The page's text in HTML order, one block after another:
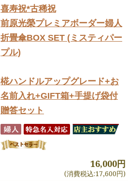
喜寿祝*古稀祝
前原光榮プレミアボーダー婦人
折畳傘BOX SET (ミスティパー
プル)
椛ハンドルアップグレード+お
名前入れ+GIFT箱+手提げ袋付
贈答セット
16,000円
(消費税込:17,600円)